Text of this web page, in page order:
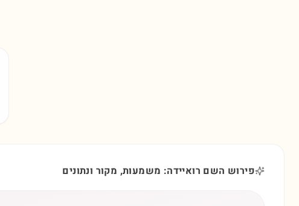
פירוש השם רואיידה: משמעות, מקור ונתונים